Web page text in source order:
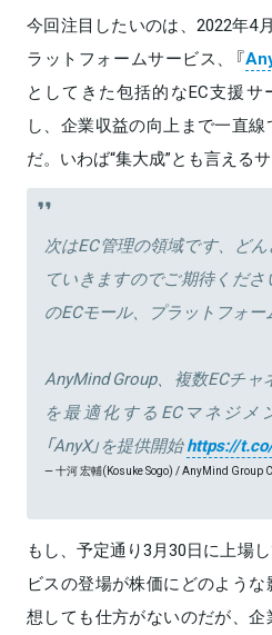
今回注目したいのは、2022年4
ラットフォームサービス、『
としてきた包括的なEC支援
し、企業収益の向上まで一直
だ。いわば“集大成”とも言える
次はEC管理の領域です、ど
ていきますのでご期待くだ
のECモール、プラットフォー
AnyMind Group、複数ECチ
を最適化するECマネジメ
「AnyX」を提供開始https://
— 十河 宏輔(Kosuke Sogo) / AnyMind Group
もし、予定通り3月30日に上場
ビスの登場が株価にどのよう
想しても仕方がないのだが、